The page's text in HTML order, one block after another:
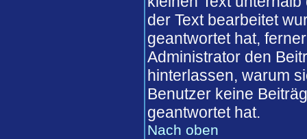
der Text bearbeitet
geantwortet hat,
Administrator den
hinterlassen, warum
Benutzer keine
geantwortet hat.
Nach oben